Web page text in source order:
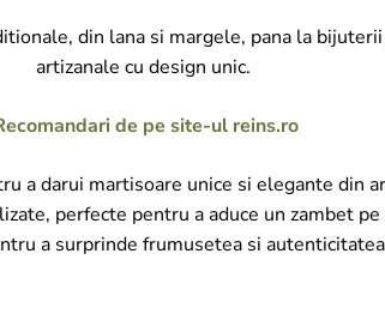
din lana si margele, pana la
artizanale cu design unic.
de pe site-ul reins.ro
a darui martisoare unice si elegante din
perfecte pentru a aduce un zambet
a surprinde frumusetea si